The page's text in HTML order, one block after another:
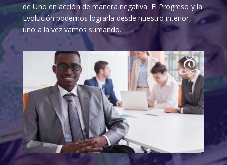
de Uno en acción de manera negativa. El Progreso y la
Evolución podemos lograrla desde nuestro interior,
uno a la vez vamos sumando.